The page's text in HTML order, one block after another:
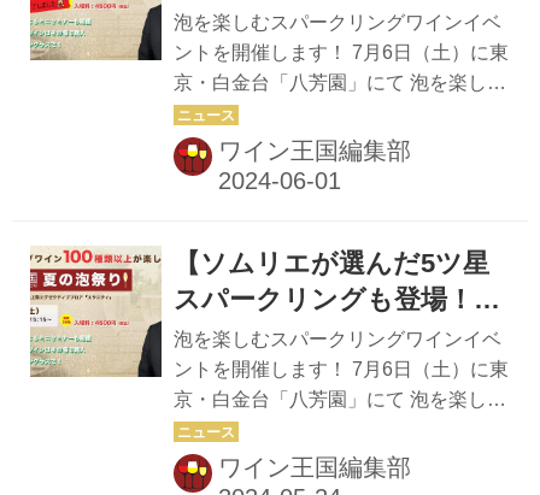
イン王国』が自信をもってオススメす
る100種類以上のスパークリングワイ
ンを用意。 フランスやイタリアをはじ
め、日本、チリ、ブラジルなどさまざ
まな国のスパークリングが大集合！新
しい出会いがあるかも！？ ぜひお気に
スパークリングワイン100
種類以上が楽しめる「ワイ
ン王国 夏の泡祭り」
泡を楽しむスパークリングワインイベ
ントを開催します！ 7月6日（土）に東
京・白金台「八芳園」にて 泡を楽しむ
スパークリングワインイベントを開催
します！！ 夏の楽しみといえば、スパ
ークリングワイン。 グラスの中で立ち
を高揚させてくれます。 会場には、
『ワイン王国』が自信をもってお勧め
ワインを用意。 ミニセミナーも開催す
るのでスパークリングワインが大好き
な方はもちろん、これからワインを楽
しみたい、という方も楽しめるイベン
トです。 ☆追加情報☆ ソムリエが選
ワイン王国編集部
【ソムリエが選んだ5ツ星
スパークリングも登場！】
スパークリングワイン100
種類以上が楽しめる「ワイ
ン王国 夏の泡祭り」
泡を楽しむスパークリングワインイベ
ントを開催します！ 7月6日（土）に東
京・白金台「八芳園」にて 泡を楽しむ
スパークリングワインイベントを開催
します！！ 夏の楽しみといえば、スパ
ークリングワイン。 グラスの中で立ち
ワイン王国編集部